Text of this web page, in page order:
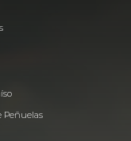
Peñuelas